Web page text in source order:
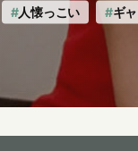
人懐っこい ギ